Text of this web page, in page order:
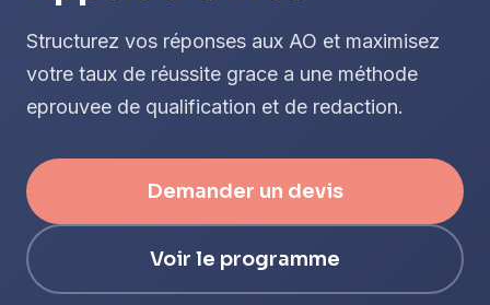
Structurez vos réponses aux AO et maximisez
votre taux de réussite grace a une méthode
eprouvee de qualification et de redaction.
Demander un devis
Voir le programme